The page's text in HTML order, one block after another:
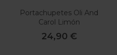
Portachupetes Oli And
Carol Limón
24,90 €